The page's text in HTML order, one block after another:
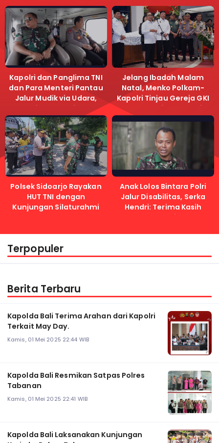
Kapolri dan Panglima TNI
dan Para Menteri Pantau
Jalur Mudik via Udara,
Pastikan Lalu Lintas
Lancar
Jelang Ibadah Malam
Natal, Menko Polkam-
Kapolri Tinjau Gereja GKI
Samanhudi dan Gereja
Immanuel
Polsek Sidoarjo Rayakan
HUT TNI dengan
Kunjungan Silaturahmi
Anak Lolos Bintara Polri
Jalur Disabilitas, Serka
Hendri: Terima Kasih
Kapolri
Terpopuler
Berita Terbaru
Kapolda Bali Terima Arahan dari Kapolri
Terkait May Day.
Kamis, 01 Mei 2025 22:44 WIB
Kapolda Bali Resmikan Satpas Polres
Tabanan
Kamis, 01 Mei 2025 22:41 WIB
Kapolda Bali Laksanakan Kunjungan